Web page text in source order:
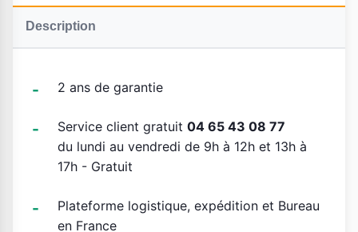
Description
2 ans de garantie
Service client gratuit 04 65 43 08 77
du lundi au vendredi de 9h à 12h et 13h à
17h - Gratuit
Plateforme logistique, expédition et Bureau
en France